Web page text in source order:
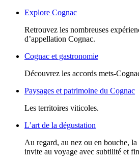
Explore Cognac
Retrouvez les nombreuses
d’appellation Cognac.
Cognac et gastronomie
Découvrez les accords mets-
Paysages et patrimoine du Cognac
Les territoires viticoles.
L’art de la dégustation
Au regard, au nez ou en bouche,
invite au voyage avec subtilité et